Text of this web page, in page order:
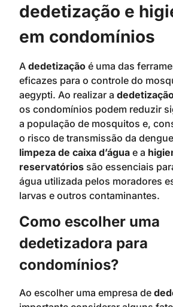
dedetização e
em condomínios
A dedetização é uma das
eficazes para o controle do
aegypti. Ao realizar a
os condomínios podem reduzir
a população de mosquitos e,
o risco de transmissão da
limpeza de caixa d’água e a
reservatórios são essenciais
água utilizada pelos moradores
larvas e outros contaminantes.
Como escolher uma
dedetizadora para
condomínios?
Ao escolher uma empresa de